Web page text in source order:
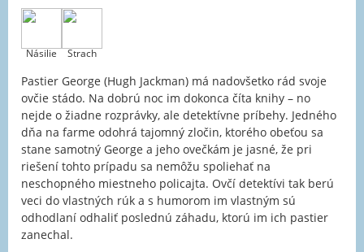
Násilie Strach
Pastier George (Hugh Jackman) má nadovšetko rád svoje
ovčie stádo. Na dobrú noc im dokonca číta knihy – no
nejde o žiadne rozprávky, ale detektívne príbehy. Jedného
dňa na farme odohrá tajomný zločin, ktorého obeťou sa
stane samotný George a jeho ovečkám je jasné, že pri
riešení tohto prípadu sa nemôžu spoliehať na
neschopného miestneho policajta. Ovčí detektívi tak berú
veci do vlastných rúk a s humorom im vlastným sú
odhodlaní odhaliť poslednú záhadu, ktorú im ich pastier
zanechal.